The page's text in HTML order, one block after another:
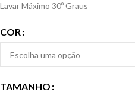
Lavar Máximo 30º Graus
COR
TAMANHO